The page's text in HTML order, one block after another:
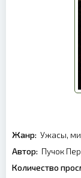
Жанр: Ужасы,
Автор: Пучок
Количество